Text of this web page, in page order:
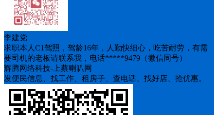
李建党
求职本人C1驾照，驾龄16年，人勤快细心，吃苦耐劳，有需
要司机的老板请联系我，电话*****9479（微信同号）
辉腾网络科技-上蔡喇叭网
发便民信息、找工作、租房子、查电话、找好店、抢优惠。